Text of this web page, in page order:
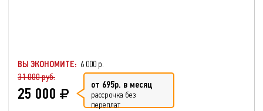
ВЫ ЭКОНОМИТЕ: 6 000 р.
31 000 руб.
25 000 от 695р. в месяц
рассрочка без
переплат